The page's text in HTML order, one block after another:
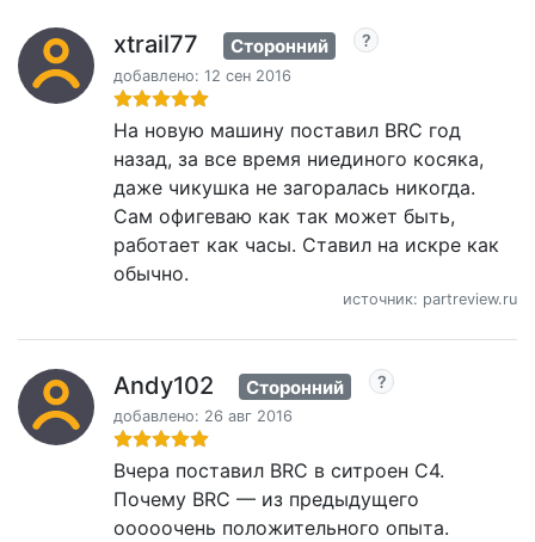
xtrail77 Сторонний
добавлено: 12 сен 2016
На новую машину поставил BRC год
назад, за все время ниединого косяка,
даже чикушка не загоралась никогда.
Сам офигеваю как так может быть,
работает как часы. Ставил на искре как
обычно.
источник: partreview.ru
Andy102 Сторонний
добавлено: 26 авг 2016
Вчера поставил BRC в ситроен С4.
Почему BRC — из предыдущего
ооооочень положительного опыта.